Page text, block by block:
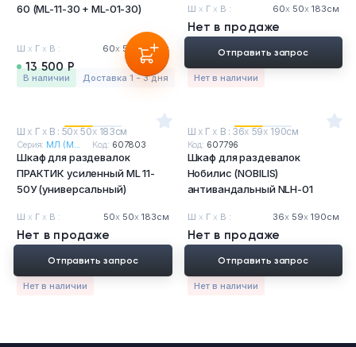
60 (ML-11-30 + ML-01-30)
Ш х Г х В : 60х50 х183см
13 500 Р
в наличии Доставка 1 - 3 дня
Ш х Г х В : 60х 50х 183см
Нет в продаже
Нет в наличии
Отправить запрос
Ш х Г х В : 50х 50х 183см
Серия: МЛ (M... Код: 607803
Шкаф для раздевалок
ПРАКТИК усиленный ML 11-
50У (универсальный)
Ш х Г х В : 50х50х183см
Нет в продаже
Нет в наличии
Отправить запрос
Ш х Г х В : 36х 59х 190см
Код: 607796
Шкаф для раздевалок
Нобилис (NOBILIS)
антивандальный NLH-01
Ш х Г х В : 36х 59х 190см
Нет в продаже
Нет в наличии
Отправить запрос